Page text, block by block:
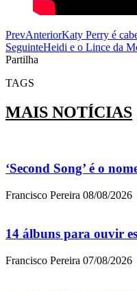
PrevAnteriorKaty Perry é
SeguinteHeidi e o Lince da
Partilha
TAGS
MAIS NOTÍCIAS
‘Second Song’ é o
Francisco Pereira 08/08/2026
14 álbuns para ouvir
Francisco Pereira 07/08/2026